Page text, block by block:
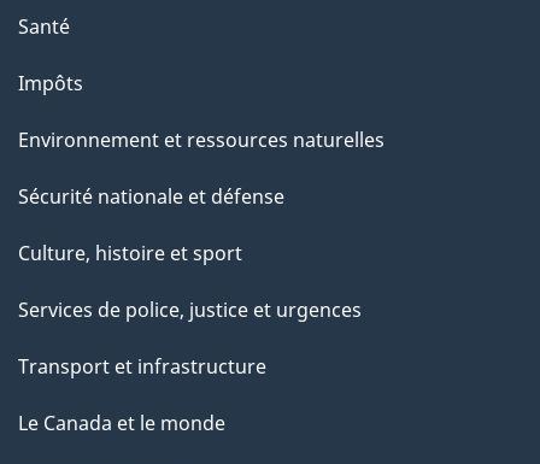
Santé
Impôts
Environnement et ressources naturelles
Sécurité nationale et défense
Culture, histoire et sport
Services de police, justice et urgences
Transport et infrastructure
Le Canada et le monde